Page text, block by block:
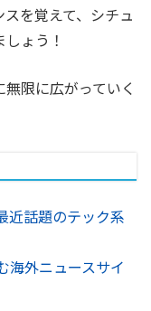
を覚えて、シチュ
ょう！
限に広がっていく
近話題のテック系
海外ニュースサイ